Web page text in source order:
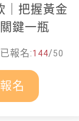
｜把握黃金
鍵一瓶
已報名:144/50
名